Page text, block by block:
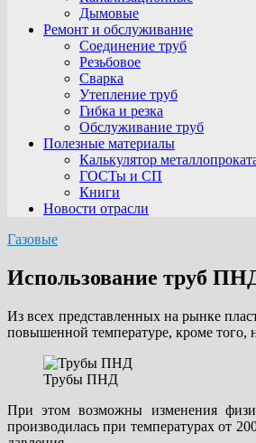
Дымовые
Ремонт и обслуживание
Соединение труб
Резьбовое
Сварка
Утепление труб
Гибка и резка
Обслуживание труб
Полезные материалы
Калькулятор
ГОСТы и СП
Книги
Новости отрасли
Газовые
Использование труб
Из всех представленных на рынке
повышенной температуре, кроме того,
Трубы ПНД
При этом возможны изменения
производилась при температурах от